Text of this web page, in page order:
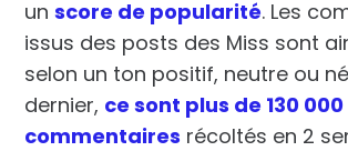
unscore de popularité. Les
issus des posts des Miss sont
selon un ton positif, neutre ou
dernier, ce sont plus de 130 000
commentaires récoltés en 2